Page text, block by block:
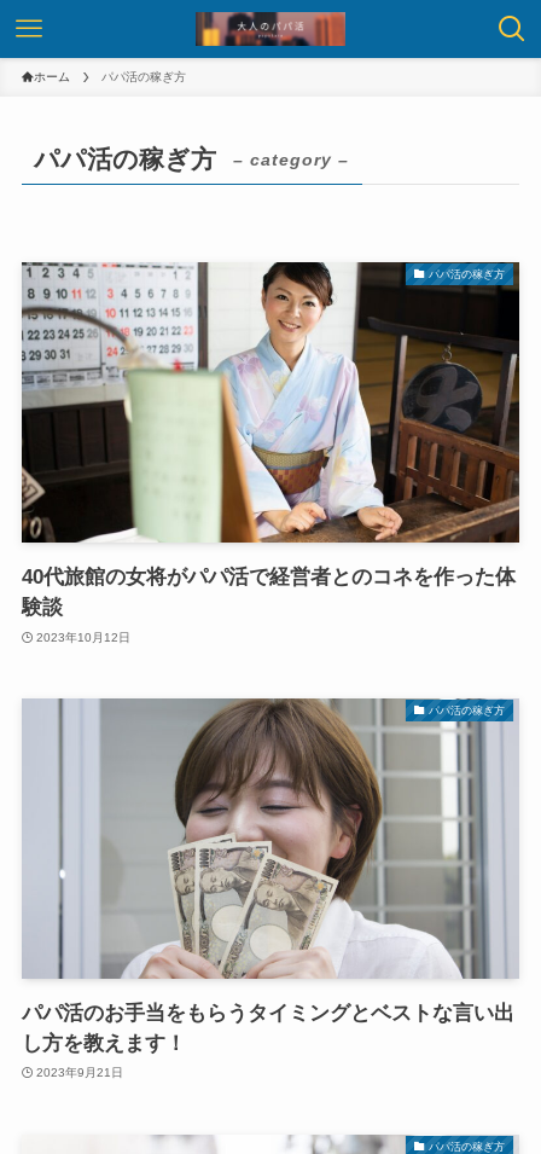
ホーム パパ活の稼ぎ方
パパ活の稼ぎ方 – category –
パパ活の稼ぎ方
40代旅館の女将がパパ活で経営者とのコネを作った体
験談
2023年10月12日
パパ活の稼ぎ方
パパ活のお手当をもらうタイミングとベストな言い出
し方を教えます！
2023年9月21日
パパ活の稼ぎ方